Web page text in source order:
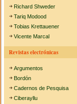
Richard Shweder
Tariq Modood
Tobias Krettauener
Vicente Marcal
Revistas electrónicas
Argumentos
Bordón
Cadernos de Pesquisa
Ciberayllu